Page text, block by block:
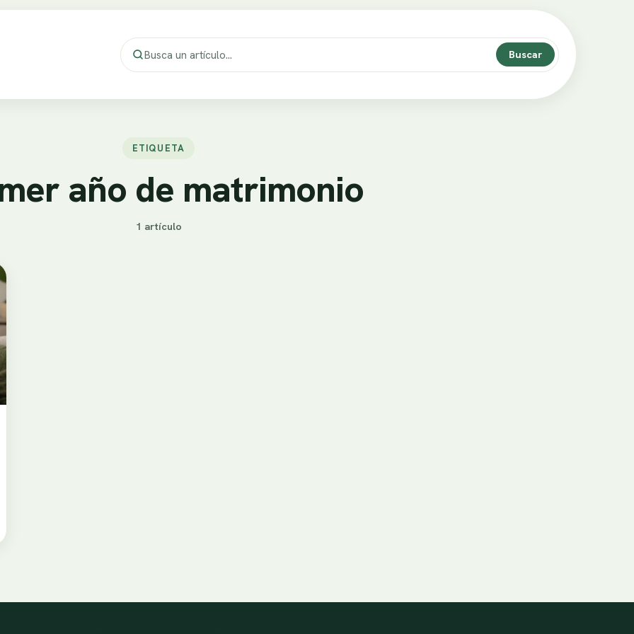
Buscar
ETIQUETA
año de matrimonio
1 artículo